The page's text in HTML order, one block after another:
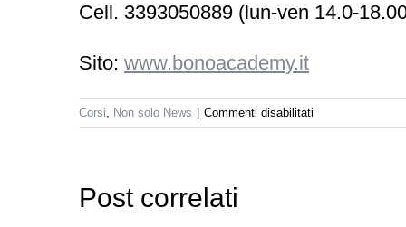
Cell. 3393050889 (lun-ven 14.0-
Sito: www.bonoacademy.it
Corsi, Non solo News Commenti disabilitati
Corso
Post correlati
Seminario
Gratuito